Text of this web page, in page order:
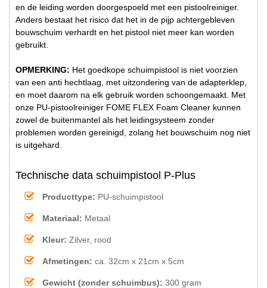
en de leiding worden doorgespoeld met een pistoolreiniger.
Anders bestaat het risico dat het in de pijp achtergebleven
bouwschuim verhardt en het pistool niet meer kan worden
gebruikt.
OPMERKING: Het goedkope schuimpistool is niet voorzien
van een anti hechtlaag, met uitzondering van de adapterklep,
en moet daarom na elk gebruik worden schoongemaakt. Met
onze PU-pistoolreiniger FOME FLEX Foam Cleaner kunnen
zowel de buitenmantel als het leidingsysteem zonder
problemen worden gereinigd, zolang het bouwschuim nog niet
is uitgehard.
Technische data schuimpistool P-Plus
Producttype: PU-schuimpistool
Materiaal: Metaal
Kleur: Zilver, rood
Afmetingen: ca. 32cm x 21cm x 5cm
Gewicht (zonder schuimbus): 300 gram